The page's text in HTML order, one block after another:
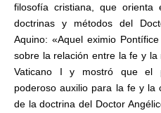
filosofía cristiana, que orienta
doctrinas y métodos del
Aquino: «Aquel eximio
sobre la relación entre la fe y
Vaticano I y mostró que el
poderoso auxilio para la fe y la
de la doctrina del Doctor